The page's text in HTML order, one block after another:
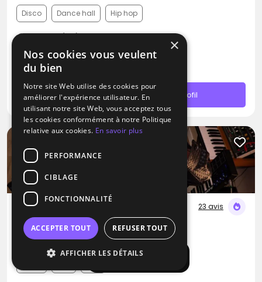
Afficher la carte
Disco Dance hall Hip hop
Déplacement jusqu’à 300 kms
À partir de 600€
Contacter Profil
23 avis
DJ
DJ Velrich
×
Nos cookies vous veulent
du bien
Notre site Web utilise des cookies pour
améliorer l'expérience utilisateur. En
utilisant notre site Web, vous acceptez tous
les cookies conformément à notre Politique
relative aux cookies. En savoir plus
PERFORMANCE
CIBLAGE
FONCTIONNALITÉ
ACCEPTER TOUT REFUSER TOUT
AFFICHER LES DÉTAILS